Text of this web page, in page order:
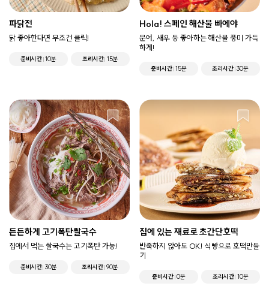
파닭전
닭 좋아한다면 무조건 클릭!
준비시간 10분 조리시간 15분
Hola! 스페인 해산물 빠에야
문어, 새우 등 좋아하는 해산물 풍미 가득
하게!
준비시간 15분 조리시간 30분
든든하게 고기폭탄쌀국수
집에서 먹는 쌀국수는 고기폭탄 가능!
준비시간 30분 조리시간 90분
집에 있는 재료로 초간단호떡
반죽하지 않아도 OK! 식빵으로 호떡만들
기
준비시간 0분 조리시간 10분